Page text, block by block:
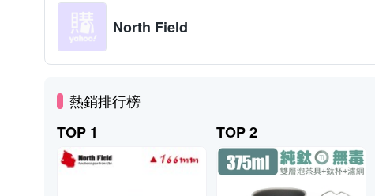
North Field
熱銷排行榜
TOP 1
TOP 2